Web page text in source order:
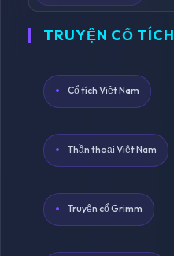
TRUYỆN CỔ TÍCH
Cổ tích Việt Nam
Thần thoại Việt Nam
Truyện cổ Grimm